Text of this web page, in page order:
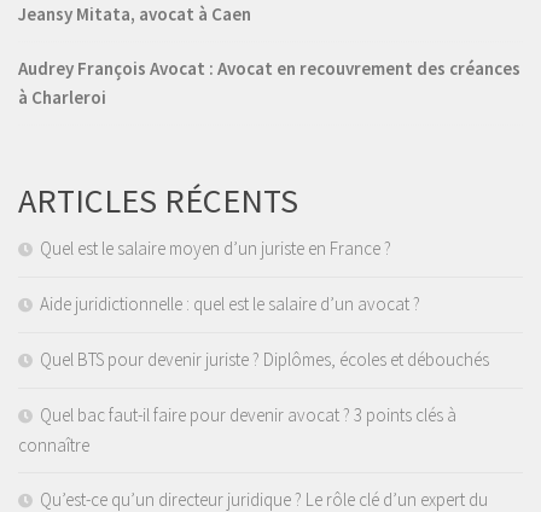
Jeansy Mitata, avocat à Caen
Audrey François Avocat : Avocat en recouvrement des créances
à Charleroi
ARTICLES RÉCENTS
Quel est le salaire moyen d’un juriste en France ?
Aide juridictionnelle : quel est le salaire d’un avocat ?
Quel BTS pour devenir juriste ? Diplômes, écoles et débouchés
Quel bac faut-il faire pour devenir avocat ? 3 points clés à
connaître
Qu’est-ce qu’un directeur juridique ? Le rôle clé d’un expert du